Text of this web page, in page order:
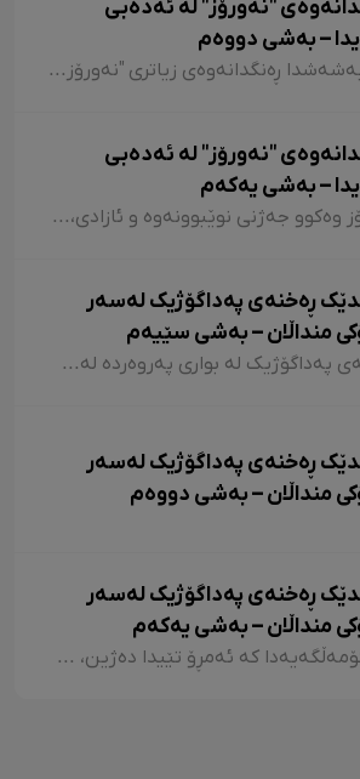
"نەورۆز" لە ئەدەبی
– بەشی دووەم
لەم بەشەشدا ڕەنگدانەوەی زیاتری "نەورۆز" لە شیعر و دەقی کوردیدا دەخەینەڕوو. هەروەها پێویستە ئاماژەش بەوە بکەم کە وێڕای ئەوەی لەم وتارەدا ڕەنگدانەوەی "نەورۆز" لە ئەدەبی کوردیدا دەبینین، ئاوڕێکیش لە شاعیران و نووسەرانمان دەدەینەوە کە بەداخەوە ناوی هەندێکیان بە فەرامۆشی سپێردراون.
"نەورۆز" لە ئەدەبی
– بەشی یەکەم
نەورۆز وەکوو جەژنی نوێبوونەوە و ئازادی، لە ئەدەبی کوردیدا و لەلای شاعیران و نووسەرانی کورد، هەمیشە جێی بایەخ و تێڕامان بووە. شاعیران و نووسەرانی کورد وەکوو دیوێکی جوانی و دەرچەیەکی ئازادی و هێمای ڕزگاریی نەتەوەیی، نەورۆزیان لەنێو شیعر و دەقەکەیاندا بەکار هێناوە. ئەم بابەتەش دەگەڕێتەوە بۆ گرێدراویی حاشاهەڵنەگری کورد و کوردستان بە نەورۆزەوە
ڕەخنەی پەداگۆژیک لەسەر
منداڵان – بەشی سێیەم
ڕەخنەی پەداگۆژیک لە بواری پەروەردە لەسەر چیرۆکی منداڵان؛ هەندێکجار لە چیرۆکی منداڵاندا تووشی ئەو جۆرە وشەیە دەبین کە کاریگەرییان لەسەر مێشکی منداڵان دەبێت و ڕێگەیان پێ دەدات بیرۆکەیەکی خراپ لە مێشکیاندا دروست بکەن. بۆ نموونە دەتوانین لێرەدا سەرنجەکانمان لەسەر چیرۆکی "تیتی و پیرێ، کال و سێڤێ و نیسکۆ" بخەینەڕوو. لە بەشێکی چیرۆکی "تیتی و پیرێ"دا وەها دەڵێت:
ڕەخنەی پەداگۆژیک لەسەر
منداڵان – بەشی دووەم
ڕەخنەی پەداگۆژیک لەسەر
منداڵان – بەشی یەکەم
لەو کۆمەڵگەیەدا کە ئەمڕۆ تێیدا دەژین، هەرچەندە دەبینین ئەدەبی کوردی لە گەشەکردندایە، بەتایبەتی ئەدەبی منداڵان، بەڵام زۆربەی چیرۆکەکانی منداڵان لایەنی لاوازی زۆریان هەیە کە کاریگەرییان لەسەر دەروونی منداڵان هەیە و دەبنە کێشە.